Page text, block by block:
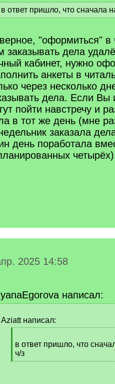
[
q
в ответ пришло, что сначала
[
q
]
"оформиться"
заказывать дела
кабинет, нужно
анкеты в
через несколько
дела. Если Вы
пойти навстречу и
в тот же день (мне
заказала
день поработала
2025 14:58
написал:
q
Aziatt написал:
q
]
в ответ пришло, что
ч/з
[